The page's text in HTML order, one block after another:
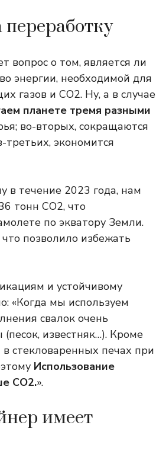
вопрос о том, является ли
энергии, необходимой для
газов и CO2. Ну, а в случае
планете тремя разными
во-вторых, сокращаются
экономится
в течение 2023 года, нам
тонн CO2, что
по экватору Земли.
позволило избежать
и устойчивому
: «Когда мы используем
свалок очень
известняк…). Кроме
в стекловаренных печах при
Использование
CO2.».
имеет